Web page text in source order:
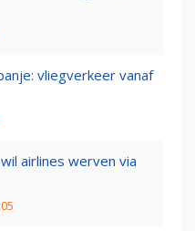
vliegverkeer vanaf
airlines werven via